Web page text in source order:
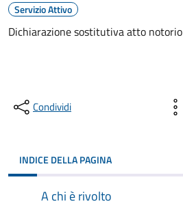
Servizio Attivo
Dichiarazione sostitutiva atto notorio
Condividi
INDICE DELLA PAGINA
A chi è rivolto